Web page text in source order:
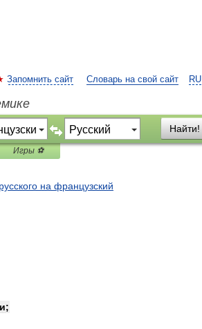
RU
Запомнить сайт Словарь на свой сайт
Найти!
Игры ⚽
на французский
;